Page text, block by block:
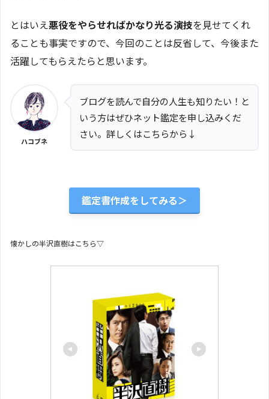
とはいえ悪役をやらせればかなり光る演技を見せてくれ
ることも事実ですので、今回のことは反省して、今後また
活躍してもらえたらと思います。
ハコブネ
ブログを読んで自分の人生も知りたい！と
いう方はぜひネット鑑定を申し込みくだ
さい。詳しくはこちらから↓
鑑定書作成をしてみる＞
懐かしの半沢直樹はこちら▽